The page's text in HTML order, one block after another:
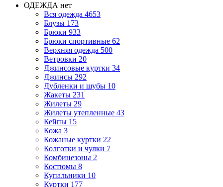
ОДЕЖДА нет
Вся одежда 4653
Блузы 173
Брюки 933
Брюки спортивные 62
Верхняя одежда 500
Ветровки 20
Джинсовые куртки 34
Джинсы 292
Дубленки и шубы 10
Жакеты 231
Жилеты 29
Жилеты утепленные 43
Кейпы 15
Кожа 3
Кожаные куртки 22
Колготки и чулки 7
Комбинезоны 2
Костюмы 8
Купальники 10
Куртки 177